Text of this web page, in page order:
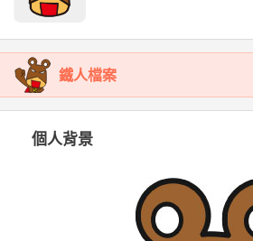
鐵人檔案
個人背景